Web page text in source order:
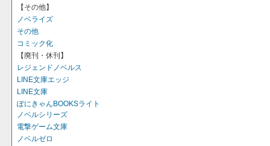
【その他】
ノベライズ
その他
コミック化
【廃刊・休刊】
レジェンドノベルス
LINE文庫エッジ
LINE文庫
ぽにきゃんBOOKSライト
ノベルシリーズ
電撃ゲーム文庫
ノベルゼロ